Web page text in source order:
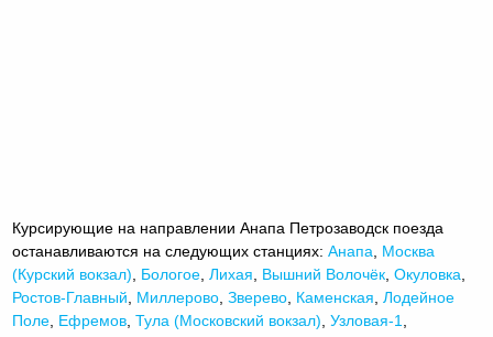
Курсирующие на направлении Анапа Петрозаводск поезда
останавливаются на следующих станциях:Анапа
Москва
(Курский вокзал)
Бологое ,Лихая Вышний Волочёк ,Окуловка
Ростов-Главный
Миллерово ,Зверево Каменская ,Лодейное
Поле Ефремов ,Тула (Московский вокзал) ,Узловая-1